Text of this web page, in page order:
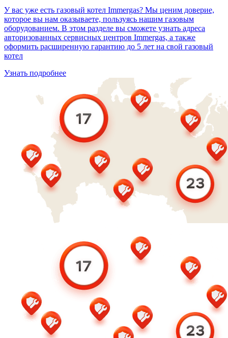
У вас уже есть газовый котел Immergas? Мы ценим доверие,
которое вы нам оказываете, пользуясь нашим газовым
оборудованием. В этом разделе вы сможете узнать адреса
авторизованных сервисных центров Immergas, а также
оформить расширенную гарантию до 5 лет на свой газовый
котел
Узнать подробнее